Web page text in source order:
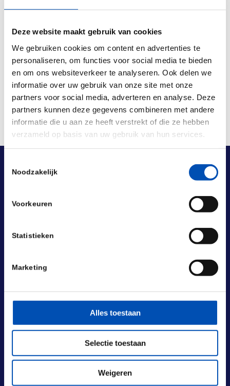
Deze website maakt gebruik van cookies
We gebruiken cookies om content en advertenties te
personaliseren, om functies voor social media te bieden
en om ons websiteverkeer te analyseren. Ook delen we
informatie over uw gebruik van onze site met onze
partners voor social media, adverteren en analyse. Deze
partners kunnen deze gegevens combineren met andere
informatie die u aan ze heeft verstrekt of die ze hebben
verzameld op basis van uw gebruik van hun services.
Noodzakelijk
Voorkeuren
Statistieken
Marketing
Alles toestaan
Selectie toestaan
Weigeren
For registration, please visit theevent website.
Deel dit stuk
Laan van Nieuw Oost-Indië 131-133